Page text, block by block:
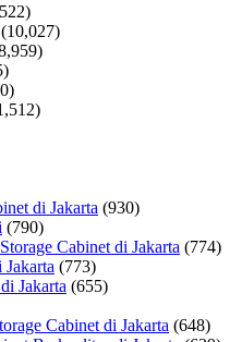
(10,027)
di Jakarta (930)
(790)
Cabinet di Jakarta (774)
(773)
Jakarta (655)
Cabinet di Jakarta (648)